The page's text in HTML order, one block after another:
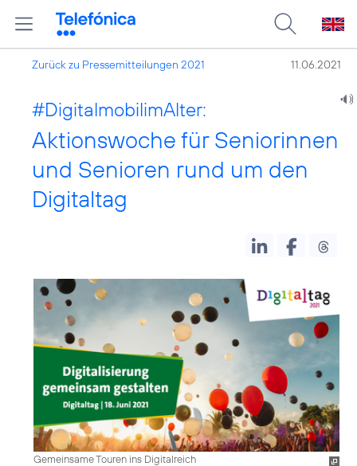
Zurück zu Pressemitteilungen 2021 11.06.2021
#DigitalmobilimAlter:
Aktionswoche für Seniorinnen
und Senioren rund um den
Digitaltag
Gemeinsame Touren ins Digitalreich